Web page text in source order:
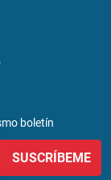
boletín
SUSCRÍBEME